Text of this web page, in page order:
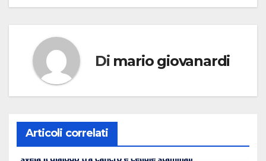
Di mario giovanardi
Articoli correlati